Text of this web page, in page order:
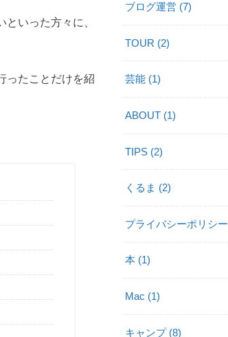
いった方々に、
ったことだけを紹
ブログ運営 (7)
TOUR (2)
芸能 (1)
ABOUT (1)
TIPS (2)
くるま (2)
プライバシーポリシー
本 (1)
Mac (1)
キャンプ (8)